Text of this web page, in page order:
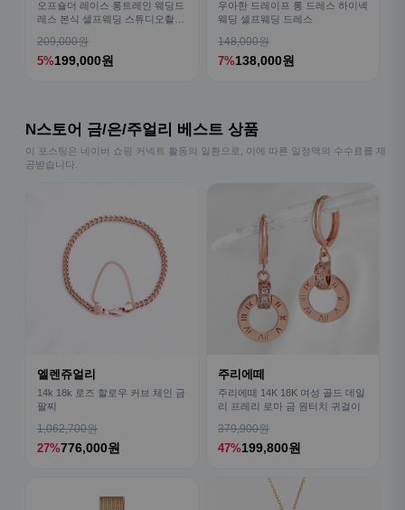
오프숄더 레이스 롱트레인 웨딩드
레스 본식 셀프웨딩 스튜디오촬영
209,000원
5%199,000원
우아한 드레이프 롱 드레스 하이넥
웨딩 셀프웨딩 드레스
148,000원
7%138,000원
N스토어 금/은/주얼리 베스트 상품
이 포스팅은 네이버 쇼핑 커넥트 활동의 일환으로, 이에 따른 일정액의 수수료를 제
공받습니다.
엘렌쥬얼리
14k 18k 로즈 할로우 커브 체인 금
팔찌
1,062,700원
27%776,000원
주리에떼
주리에떼 14K 18K 여성 골드 데일
리 프레리 로마 금 원터치 귀걸이
379,900원
47%199,800원